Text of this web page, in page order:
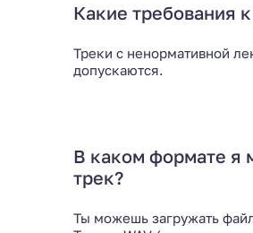
Какие требования
Треки с ненормативной
допускаются.
В каком формате я
трек?
Ты можешь загружать